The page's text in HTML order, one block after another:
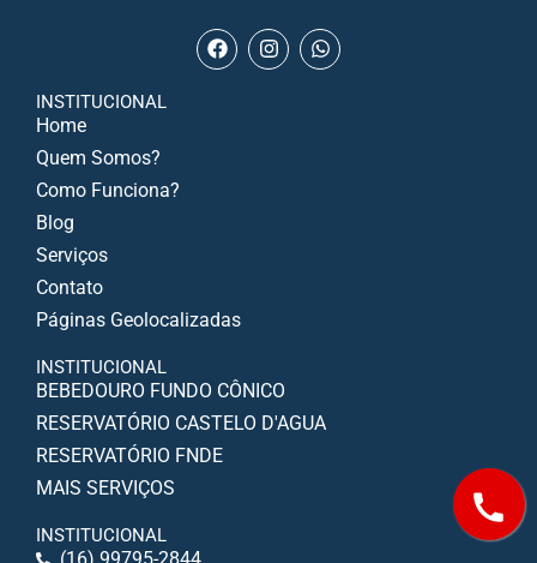
INSTITUCIONAL
Home
Quem Somos?
Como Funciona?
Blog
Serviços
Contato
Páginas Geolocalizadas
INSTITUCIONAL
BEBEDOURO FUNDO CÔNICO
RESERVATÓRIO CASTELO D'AGUA
RESERVATÓRIO FNDE
MAIS SERVIÇOS
INSTITUCIONAL